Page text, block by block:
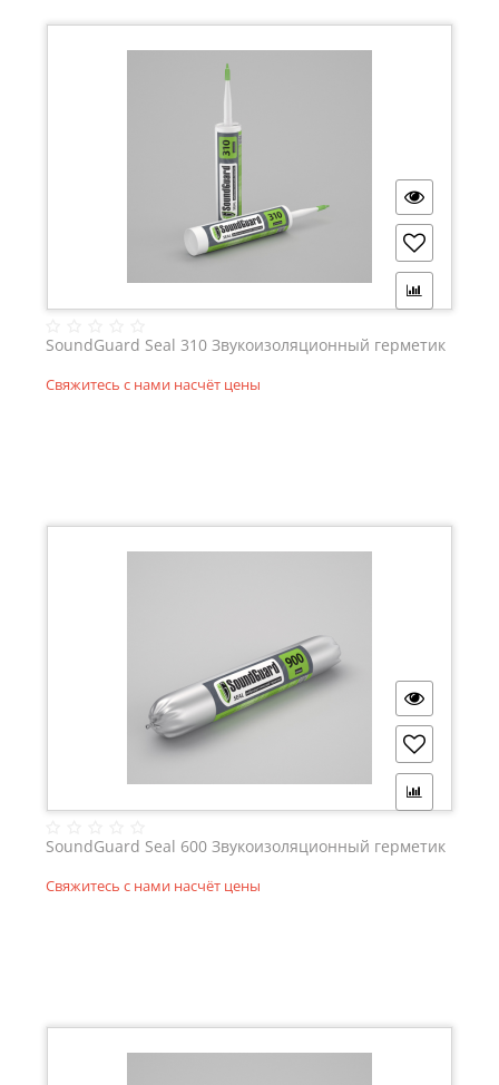
SoundGuard Seal 310 Звукоизоляционный герметик
Свяжитесь с нами насчёт цены
SoundGuard Seal 600 Звукоизоляционный герметик
Свяжитесь с нами насчёт цены